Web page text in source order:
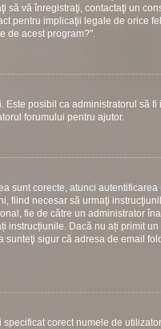
să vă înregistraţi, contactaţi un
pentru implicaţii legale de orice
de acest program?".
posibil ca administratorul să fi
forumului pentru ajutor.
sunt corecte, atunci
fiind necesar să urmaţi
fie de către un administrator
instrucțiunile. Dacă nu ați primit
sigur că adresa de email
corect numele de